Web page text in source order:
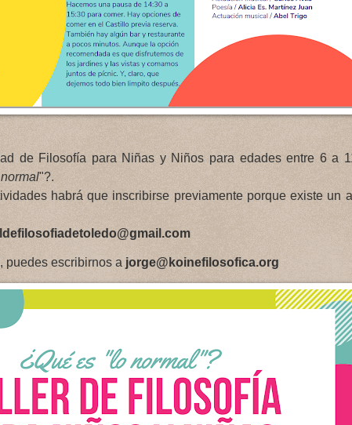
de Filosofía para Niñas y Niños para edades entre 6 a
"?.
habrá que inscribirse previamente porque existe un
puedes escribirnos a jorge@koinefilosofica.org